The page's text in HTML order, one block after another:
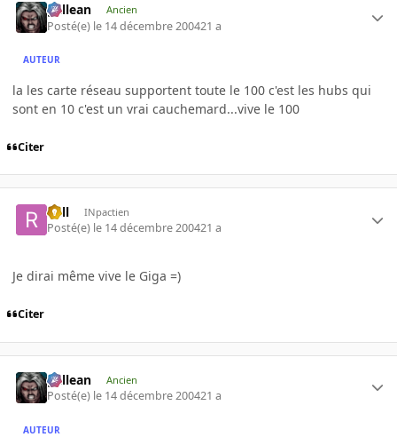
gallean Ancien
Posté(e) le 14 décembre 200421 a
AUTEUR
la les carte réseau supportent toute le 100 c'est les hubs qui
sont en 10 c'est un vrai cauchemard...vive le 100
Citer
Rell INpactien
Posté(e) le 14 décembre 200421 a
Je dirai même vive le Giga =)
Citer
gallean Ancien
Posté(e) le 14 décembre 200421 a
AUTEUR